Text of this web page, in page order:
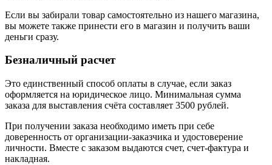
Если вы забирали товар самостоятельно из нашего магазина,
вы можете также принести его в магазин и получить ваши
деньги сразу.
Безналичный расчет
Это единственный способ оплаты в случае, если заказ
оформляется на юридическое лицо. Минимальная сумма
заказа для выставления счёта составляет 3500 рублей.
При получении заказа необходимо иметь при себе
доверенность от организации-заказчика и удостоверение
личности. Вместе с заказом выдаются счет, счет-фактура и
накладная.